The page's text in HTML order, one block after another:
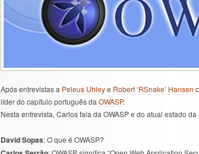
Após entrevistas a Peleus Uhleye Robert ‘RSnake’ Hansen
líder do capítulo português da OWASP.
Nesta entrevista, Carlos fala da OWASP e do atual estado
David Sopas: O que é OWASP?